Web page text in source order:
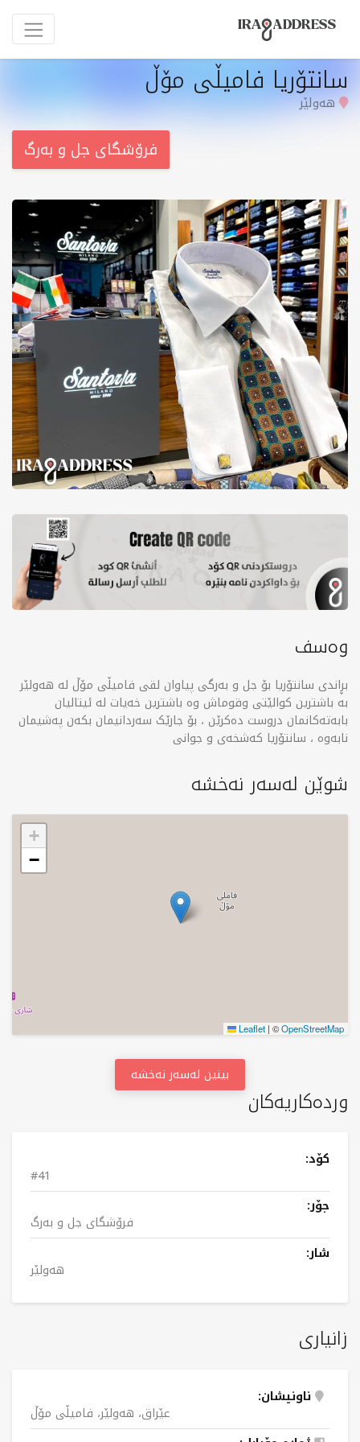
سانتۆریا فامیڵی مۆڵ
هەولێر
فرۆشگای جل و بەرگ
وردەکاریەکان
کۆد:
#41
جۆر:
فرۆشگای جل و بەرگ
شار:
هەولێر
زانیاری
ناونیشان:
عێراق، هەولێر، فامیڵی مۆڵ
وەسف
بڕاندی سانتۆریا بۆ جل و بەرگی پیاوان لقی فامیڵی مۆڵ لە هەولێر
بە باشترین کوالێتی وقوماش وە باشترین خەیات لە ئیتالیان
بابەتەکانمان دروست دەکرێن ، بۆ جارێک سەردانیمان بکەن پەشیمان
نابەوە ، سانتۆریا کەشخەی و جوانی
شوێن لەسەر نەخشە
+
−
Leaflet | ©OpenStreetMap
بینین لەسەر نەخشە